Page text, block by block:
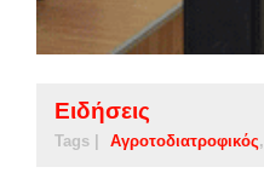
Ειδήσεις
Tags | Αγροτοδιατροφικός